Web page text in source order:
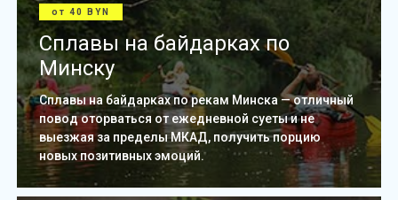
от 40 BYN
Сплавы на байдарках по
Минску
Сплавы на байдарках по рекам Минска — отличный
повод оторваться от ежедневной суеты и не
выезжая за пределы МКАД, получить порцию
новых позитивных эмоций.